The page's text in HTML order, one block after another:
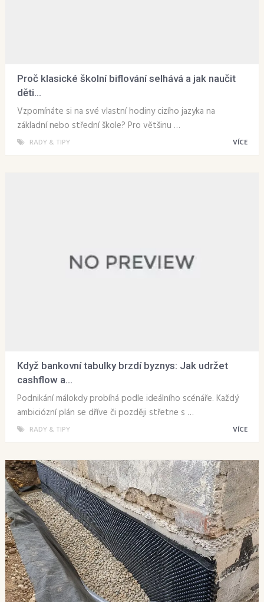
Proč klasické školní biflování selhává a jak naučit
děti...
Vzpomínáte si na své vlastní hodiny cizího jazyka na
základní nebo střední škole? Pro většinu …
RADY & TIPY VÍCE
Když bankovní tabulky brzdí byznys: Jak udržet
cashflow a...
Podnikání málokdy probíhá podle ideálního scénáře. Každý
ambiciózní plán se dříve či později střetne s …
RADY & TIPY VÍCE